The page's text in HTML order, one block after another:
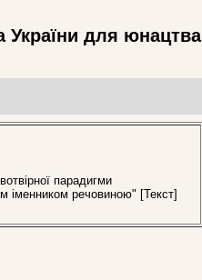
України для юнацтва
парадигми
іменником речовиною" [Текст]